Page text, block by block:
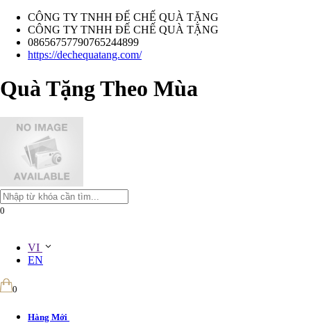
CÔNG TY TNHH ĐẾ CHẾ QUÀ TẶNG
CÔNG TY TNHH ĐẾ CHẾ QUÀ TẶNG
08656757790765244899
https://dechequatang.com/
Quà Tặng Theo Mùa
0
VI
EN
0
Hàng Mới